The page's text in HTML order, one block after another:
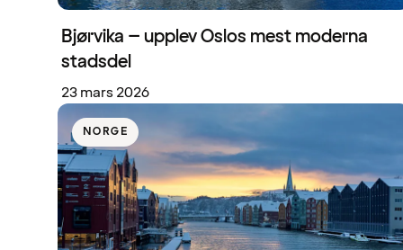
Bjørvika – upplev Oslos mest moderna
stadsdel
23 mars 2026
NORGE